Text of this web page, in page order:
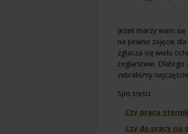
Jeżeli marzy wam
na pewno zajęcie
zgłasza się wielu
żeglarstwie. Dlatego
zebraliśmy
Spis treści
Czy praca
Czy do pracy na